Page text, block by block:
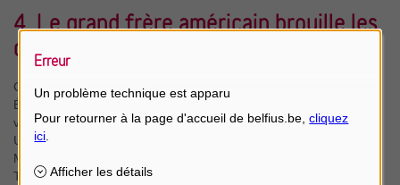
4. Le grand frère américain brouille les
cartes
Contrairement aux indices européens, les principaux indices aux
États-Unis sont fortement exposés à certains secteurs (p.e. les
valeurs technologiques qui pèsent pour 30% de l’indice MSCI
USA) et également à certaines valeurs vedette. Les «
Magnificent Seven » que sont Amazon, Microsoft, Nvidia, Apple,
Tesla, Alphabet (Google) et Meta (Facebook) ont progressé de
Erreur
Un problème technique est apparu